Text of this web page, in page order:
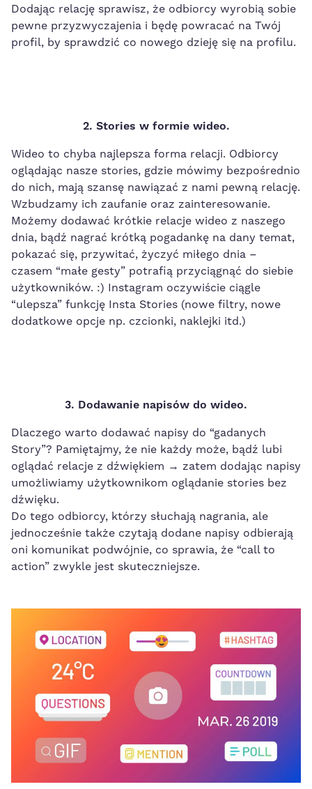
Dodając relację sprawisz, że odbiorcy wyrobią sobie
pewne przyzwyczajenia i będę powracać na Twój
profil, by sprawdzić co nowego dzieję się na profilu.
2. Stories w formie wideo.
Wideo to chyba najlepsza forma relacji. Odbiorcy
oglądając nasze stories, gdzie mówimy bezpośrednio
do nich, mają szansę nawiązać z nami pewną relację.
Wzbudzamy ich zaufanie oraz zainteresowanie.
Możemy dodawać krótkie relacje wideo z naszego
dnia, bądź nagrać krótką pogadankę na dany temat,
pokazać się, przywitać, życzyć miłego dnia –
czasem “małe gesty” potrafią przyciągnąć do siebie
użytkowników. :) Instagram oczywiście ciągle
“ulepsza” funkcję Insta Stories (nowe filtry, nowe
dodatkowe opcje np. czcionki, naklejki itd.)
3. Dodawanie napisów do wideo.
Dlaczego warto dodawać napisy do “gadanych
Story”? Pamiętajmy, że nie każdy może, bądź lubi
oglądać relacje z dźwiękiem → zatem dodając napisy
umożliwiamy użytkownikom oglądanie stories bez
dźwięku.
Do tego odbiorcy, którzy słuchają nagrania, ale
jednocześnie także czytają dodane napisy odbierają
oni komunikat podwójnie, co sprawia, że “call to
action” zwykle jest skuteczniejsze.